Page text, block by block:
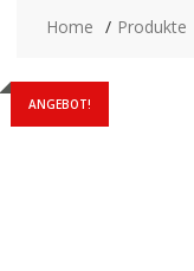
Home Produkte
ANGEBOT!